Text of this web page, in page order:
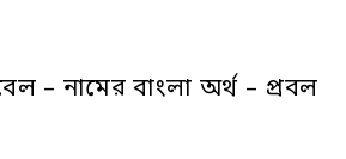
– নামের বাংলা অর্থ – প্রবল